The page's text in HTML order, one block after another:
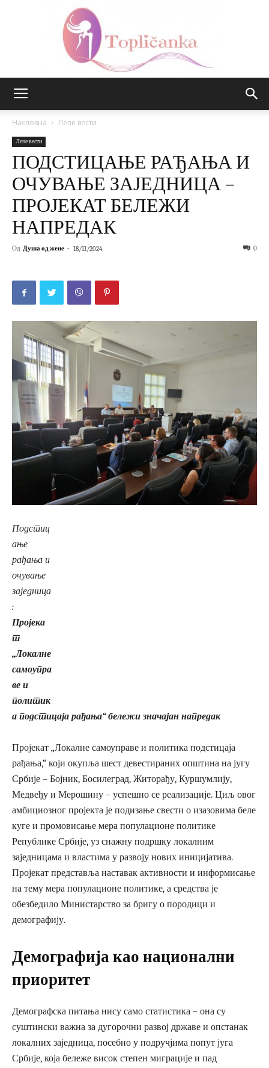
Насловна Лепе вести
Лепе вести
ПОДСТИЦАЊЕ РАЂАЊА И
ОЧУВАЊЕ ЗАЈЕДНИЦА –
ПРОЈЕКАТ БЕЛЕЖИ
НАПРЕДАК
Од Душа од жене - 18/11/2024 0
Подстиц
ање
рађања и
очување
заједница
:
Пројека
т
„Локалне
самоупра
ве и
политик
а подстицаја рађања“ бележи значајан напредак
Пројекат „Локалне самоуправе и политика подстицаја
рађања,“ који окупља шест девестираних општина на југу
Србије – Бојник, Босилеград, Житорађу, Куршумлију,
Медвеђу и Мерошину – успешно се реализације. Циљ овог
амбициозног пројекта је подизање свести о изазовима беле
куге и промовисање мера популационе политике
Републике Србије, уз снажну подршку локалним
заједницама и властима у развоју нових иницијатива.
Пројекат представља наставак активности и информисање
на тему мера популационе политике, а средства је
обезбедило Министарство за бригу о породици и
демографију.
Демографија као национални
приоритет
Демографска питања нису само статистика – она су
суштински важна за дугорочни развој државе и опстанак
локалних заједница, посебно у подручјима попут југа
Србије, која бележе висок степен миграције и пад